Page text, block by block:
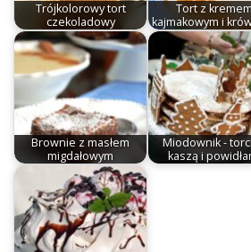
Trójkolorowy tort
czekoladowy
Tort z kremem
kajmakowym i
Brownie z masłem
migdałowym
Miodownik -
kaszą i